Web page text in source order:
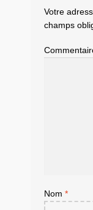
Votre
champs
Nom *